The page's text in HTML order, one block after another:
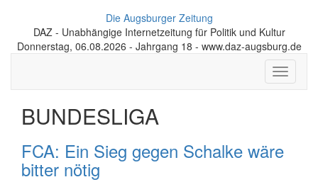
Die Augsburger Zeitung
DAZ - Unabhängige Internetzeitung für Politik und Kultur
Donnerstag, 06.08.2026 - Jahrgang 18 - www.daz-augsburg.de
Toggle
BUNDESLIGA
FCA: Ein Sieg gegen Schalke wäre
bitter nötig